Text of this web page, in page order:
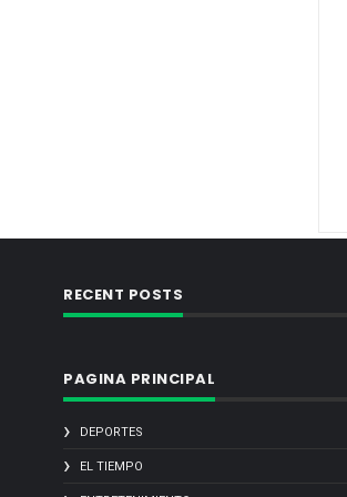
RECENT POSTS
PAGINA PRINCIPAL
DEPORTES
EL TIEMPO